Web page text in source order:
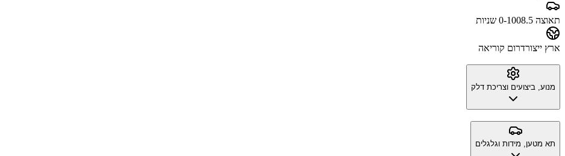
תאוצה 0-100 8.5 שניות
ארץ ייצורדרום קוריאה
מנוע, ביצועים וצריכת דלק
תא מטען, מידות וגלגלים